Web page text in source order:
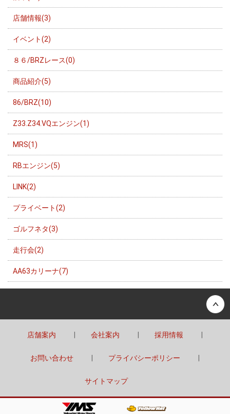
店舗情報(3)
イベント(2)
８６/BRZレース(0)
商品紹介(5)
86/BRZ(10)
Z33.Z34.VQエンジン(1)
MRS(1)
RBエンジン(5)
LINK(2)
プライベート(2)
ゴルフネタ(3)
走行会(2)
AA63カリーナ(7)
店舗案内 会社案内 採用情報
お問い合わせ プライバシーポリシー
サイトマップ